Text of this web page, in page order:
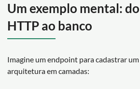
Um exemplo mental:
HTTP ao banco
Imagine um endpoint para cadastrar
arquitetura em camadas: